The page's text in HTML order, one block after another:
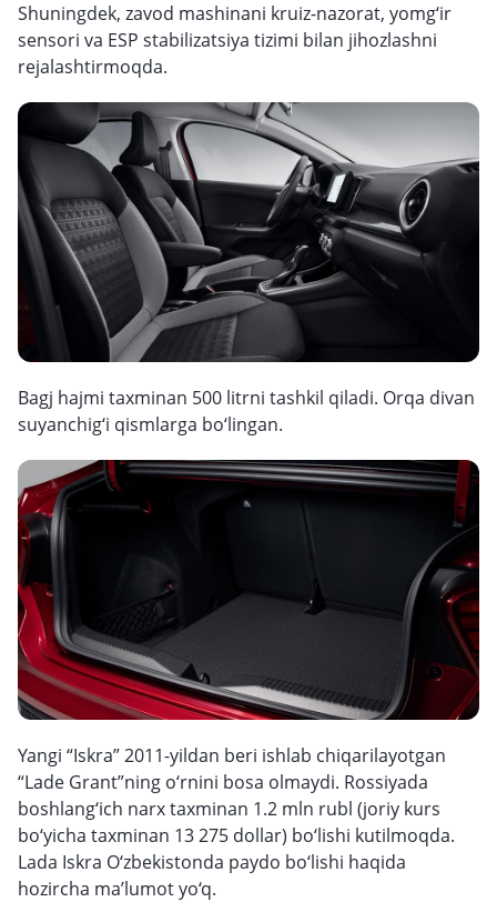
Shuningdek, zavod mashinani kruiz-nazorat, yomg‘ir
sensori va ESP stabilizatsiya tizimi bilan jihozlashni
rejalashtirmoqda.
Bagj hajmi taxminan 500 litrni tashkil qiladi. Orqa divan
suyanchig‘i qismlarga bo‘lingan.
Yangi “Iskra” 2011-yildan beri ishlab chiqarilayotgan
“Lade Grant”ning o‘rnini bosa olmaydi. Rossiyada
boshlang‘ich narx taxminan 1.2 mln rubl (joriy kurs
bo‘yicha taxminan 13 275 dollar) bo‘lishi kutilmoqda.
Lada Iskra O‘zbekistonda paydo bo‘lishi haqida
hozircha ma’lumot yo‘q.